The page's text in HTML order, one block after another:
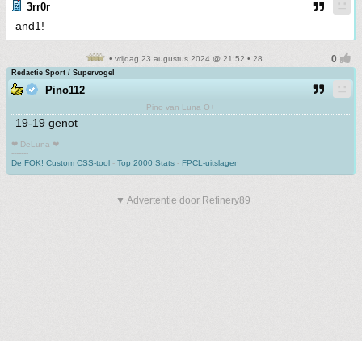
3rr0r
and1!
• vrijdag 23 augustus 2024 @ 21:52 • 28
Redactie Sport / Supervogel
Pino112
Pino van Luna O+
19-19 genot
❤ DeLuna ❤
-------
De FOK! Custom CSS-tool - Top 2000 Stats - FPCL-uitslagen
▼ Advertentie door Refinery89